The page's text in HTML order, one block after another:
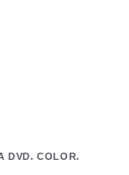
DVD. COLOR.